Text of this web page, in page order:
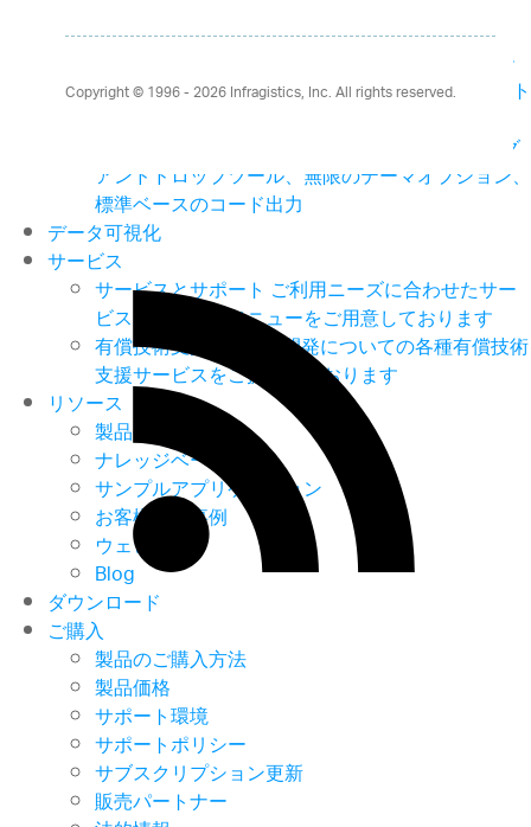
UX
3ステップでデザインから画面コー
ドを生成できるアプリケーションデザインプラット
クラウドベースのWYSIWYGドラッグ
アンドドロップツール、無限のテーマオプション、
標準ベースのコード出力
データ可視化
サービス
サービスとサポート ご利用ニーズに合わせたサー
ビス・サポートメニューをご用意しております
有償技術支援 UX/UIや開発についての各種有償技術
支援サービスをご提供しております
リソース
製品ヘルプ
ナレッジベース
サンプルアプリケーション
お客様導入事例
ウェビナー
Blog
ダウンロード
ご購入
製品のご購入方法
製品価格
サポート環境
サポートポリシー
サブスクリプション更新
販売パートナー
Copyright © 1996 - 2026Infragistics, Inc. All rights reserved.